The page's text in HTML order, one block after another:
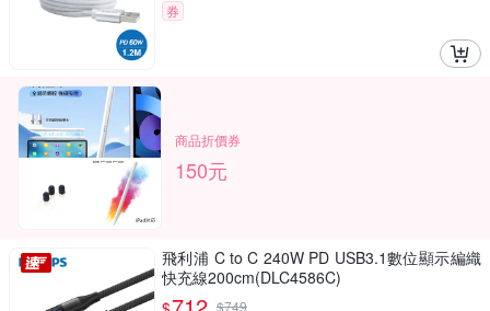
券
商品折價券
150元
飛利浦 C to C 240W PD USB3.1數位顯示編織
快充線200cm(DLC4586C)
$749